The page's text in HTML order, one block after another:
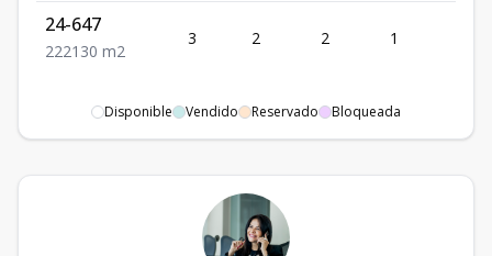
24-647
222130 m2
3 2 2 1
Disponible Vendido Reservado Bloqueada